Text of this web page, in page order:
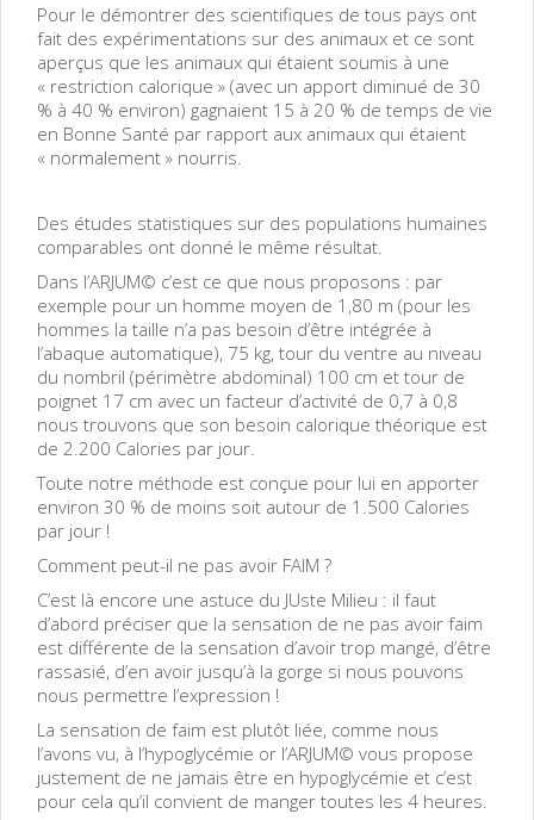
Pour le démontrer des scientifiques de tous pays ont
fait des expérimentations sur des animaux et ce sont
aperçus que les animaux qui étaient soumis à une
« restriction calorique » (avec un apport diminué de 30
% à 40 % environ) gagnaient 15 à 20 % de temps de vie
en Bonne Santé par rapport aux animaux qui étaient
« normalement » nourris.
Des études statistiques sur des populations humaines
comparables ont donné le même résultat.
Dans l’ARJUM© c’est ce que nous proposons : par
exemple pour un homme moyen de 1,80 m (pour les
hommes la taille n’a pas besoin d’être intégrée à
l’abaque automatique), 75 kg, tour du ventre au niveau
du nombril (périmètre abdominal) 100 cm et tour de
poignet 17 cm avec un facteur d’activité de 0,7 à 0,8
nous trouvons que son besoin calorique théorique est
de 2.200 Calories par jour.
Toute notre méthode est conçue pour lui en apporter
environ 30 % de moins soit autour de 1.500 Calories
par jour !
Comment peut-il ne pas avoir FAIM ?
C’est là encore une astuce du JUste Milieu : il faut
d’abord préciser que la sensation de ne pas avoir faim
est différente de la sensation d’avoir trop mangé, d’être
rassasié, d’en avoir jusqu’à la gorge si nous pouvons
nous permettre l’expression !
La sensation de faim est plutôt liée, comme nous
l’avons vu, à l’hypoglycémie or l’ARJUM© vous propose
justement de ne jamais être en hypoglycémie et c’est
pour cela qu’il convient de manger toutes les 4 heures.